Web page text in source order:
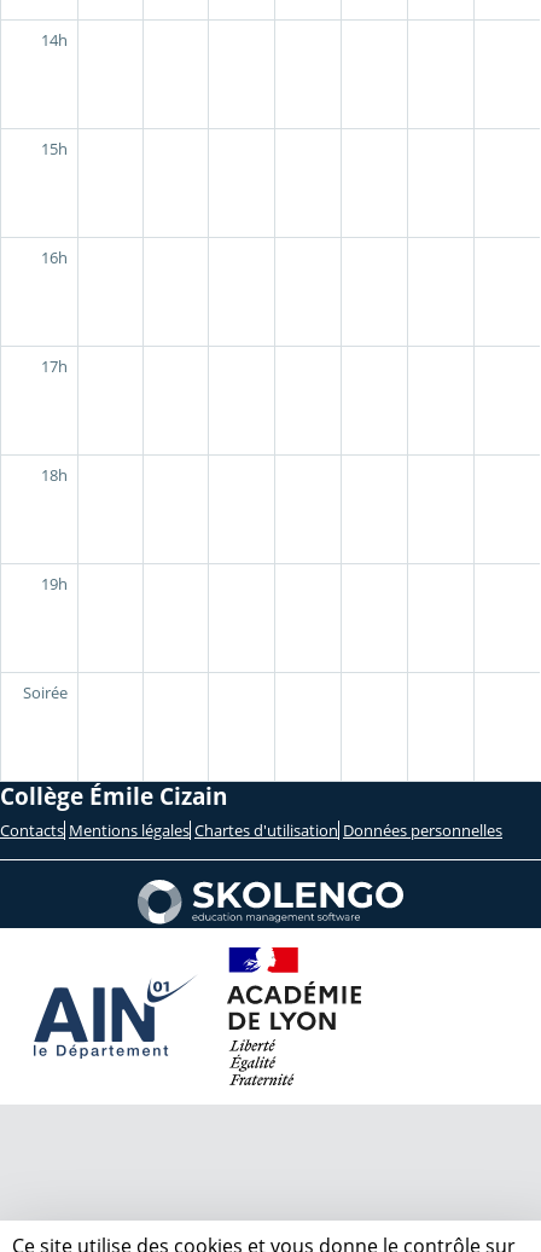
14h
15h
16h
17h
18h
19h
Soirée
Collège Émile Cizain
Contacts Mentions légales Chartes d'utilisation Données personnelles
Ce site utilise des cookies et vous donne le contrôle sur